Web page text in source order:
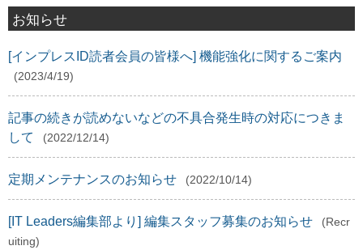
お知らせ
[インプレスID読者会員の皆様へ] 機能強化に関するご案内
(2023/4/19)
記事の続きが読めないなどの不具合発生時の対応につきま
して
(2022/12/14)
定期メンテナンスのお知らせ (2022/10/14)
[IT Leaders編集部より] 編集スタッフ募集のお知らせ
(Recr
uiting)